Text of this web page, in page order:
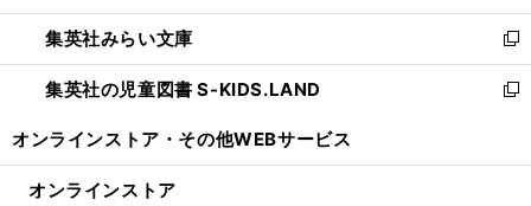
開
く
ウ
で
開
く
ン
ド
ウ
で
ウ
ィ
ン
ド
開
集英社みらい文庫
新
し
い
ン
集英社の児童図書 S-KIDS.LAND
新
ウ
オンラインストア・ その他WEBサービス
オンラインストア